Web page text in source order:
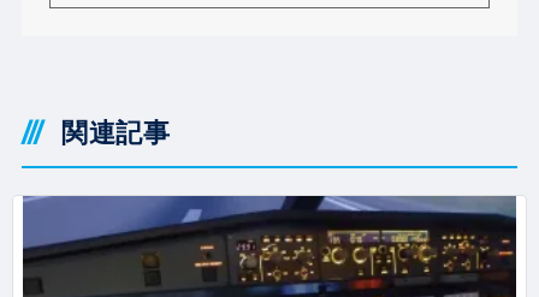
関連記事